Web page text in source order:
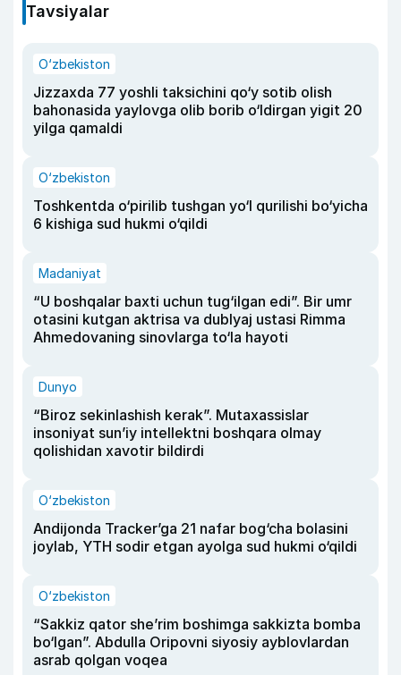
Tavsiyalar
O‘zbekiston
Jizzaxda 77 yoshli taksichini qo‘y sotib olish
bahonasida yaylovga olib borib o‘ldirgan yigit 20
yilga qamaldi
O‘zbekiston
Toshkentda o‘pirilib tushgan yo‘l qurilishi bo‘yicha
6 kishiga sud hukmi o‘qildi
Madaniyat
“U boshqalar baxti uchun tug‘ilgan edi”. Bir umr
otasini kutgan aktrisa va dublyaj ustasi Rimma
Ahmedovaning sinovlarga to‘la hayoti
Dunyo
“Biroz sekinlashish kerak”. Mutaxassislar
insoniyat sun’iy intellektni boshqara olmay
qolishidan xavotir bildirdi
O‘zbekiston
Andijonda Tracker’ga 21 nafar bog‘cha bolasini
joylab, YTH sodir etgan ayolga sud hukmi o‘qildi
O‘zbekiston
“Sakkiz qator she’rim boshimga sakkizta bomba
bo‘lgan”. Abdulla Oripovni siyosiy ayblovlardan
asrab qolgan voqea